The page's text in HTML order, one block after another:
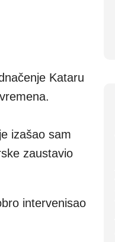
Kataru
izašao sam
zaustavio
intervenisao